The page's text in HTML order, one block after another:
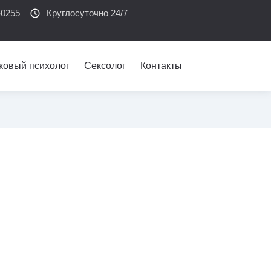
schedule Круглосуточно 24/7
психолог Сексолог Контакты